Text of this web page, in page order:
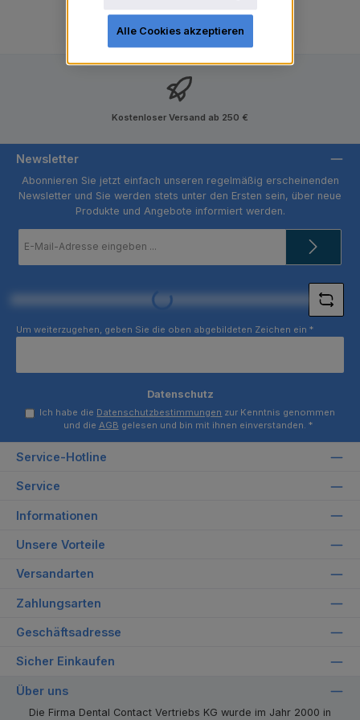
Kostenloser Versand ab 250 €
Newsletter
Abonnieren Sie jetzt einfach unseren regelmäßig erscheinenden
Newsletter und Sie werden stets unter den Ersten sein, über neue
Produkte und Angebote informiert werden.
Mail-
Loading...
Um weiterzugehen, geben Sie die oben abgebildeten Zeichen ein *
Datenschutz
Ich habe die Datenschutzbestimmungen zur Kenntnis genommen
und die AGB gelesen und bin mit ihnen einverstanden. *
Service-Hotline
Service
Informationen
Unsere Vorteile
Versandarten
Zahlungsarten
Geschäftsadresse
Sicher Einkaufen
Über uns
Die Firma Dental Contact Vertriebs KG wurde im Jahr 2000 in
Alle Cookies akzeptieren